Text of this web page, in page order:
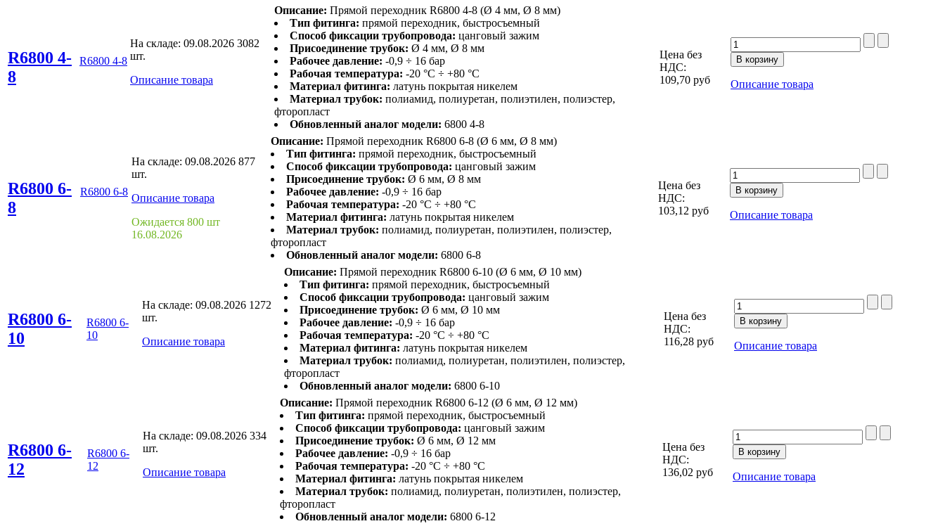
R6800 4-
8
R6800 4-8
На складе: 09.08.2026 3082
шт.
Описание товара
Описание: Прямой переходник R6800 4-8 (Ø 4 мм, Ø 8 мм)
Тип фитинга: прямой переходник, быстросъемный
Способ фиксации трубопровода: цанговый зажим
Присоединение трубок: Ø 4 мм, Ø 8 мм
Рабочее давление: -0,9 ÷ 16 бар
Рабочая температура: -20 °C ÷ +80 °C
Материал фитинга: латунь покрытая никелем
Материал трубок: полиамид, полиуретан, полиэтилен, полиэстер,
фторопласт
Обновленный аналог модели: 6800 4-8
Цена без
НДС:
109,70 руб Описание товара
R6800 6-
8
R6800 6-8
На складе: 09.08.2026 877
шт.
Описание товара
Ожидается 800 шт
16.08.2026
Описание: Прямой переходник R6800 6-8 (Ø 6 мм, Ø 8 мм)
Тип фитинга: прямой переходник, быстросъемный
Способ фиксации трубопровода: цанговый зажим
Присоединение трубок: Ø 6 мм, Ø 8 мм
Рабочее давление: -0,9 ÷ 16 бар
Рабочая температура: -20 °C ÷ +80 °C
Материал фитинга: латунь покрытая никелем
Материал трубок: полиамид, полиуретан, полиэтилен, полиэстер,
фторопласт
Обновленный аналог модели: 6800 6-8
Цена без
НДС:
103,12 руб Описание товара
R6800 6-
10
R6800 6-
10
На складе: 09.08.2026 1272
шт.
Описание товара
Описание: Прямой переходник R6800 6-10 (Ø 6 мм, Ø 10 мм)
Тип фитинга: прямой переходник, быстросъемный
Способ фиксации трубопровода: цанговый зажим
Присоединение трубок: Ø 6 мм, Ø 10 мм
Рабочее давление: -0,9 ÷ 16 бар
Рабочая температура: -20 °C ÷ +80 °C
Материал фитинга: латунь покрытая никелем
Материал трубок: полиамид, полиуретан, полиэтилен, полиэстер,
фторопласт
Обновленный аналог модели: 6800 6-10
Цена без
НДС:
116,28 руб Описание товара
R6800 6-
12
R6800 6-
12
На складе: 09.08.2026 334
шт.
Описание товара
Описание: Прямой переходник R6800 6-12 (Ø 6 мм, Ø 12 мм)
Тип фитинга: прямой переходник, быстросъемный
Способ фиксации трубопровода: цанговый зажим
Присоединение трубок: Ø 6 мм, Ø 12 мм
Рабочее давление: -0,9 ÷ 16 бар
Рабочая температура: -20 °C ÷ +80 °C
Материал фитинга: латунь покрытая никелем
Материал трубок: полиамид, полиуретан, полиэтилен, полиэстер,
фторопласт
Обновленный аналог модели: 6800 6-12
Цена без
НДС:
136,02 руб Описание товара